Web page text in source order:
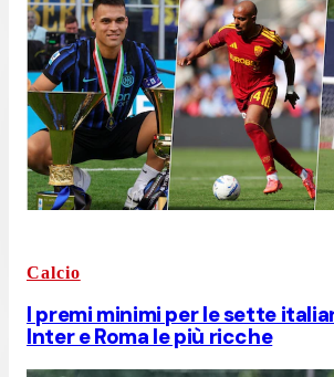
Calcio
I premi minimi per le sette
Inter e Roma le più ricche